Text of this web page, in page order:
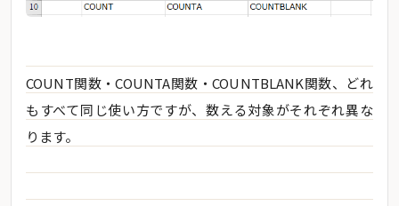
COUNT関数・COUNTA関数・COUNTBLANK関数、どれ
もすべて同じ使い方ですが、数える対象がそれぞれ異な
ります。